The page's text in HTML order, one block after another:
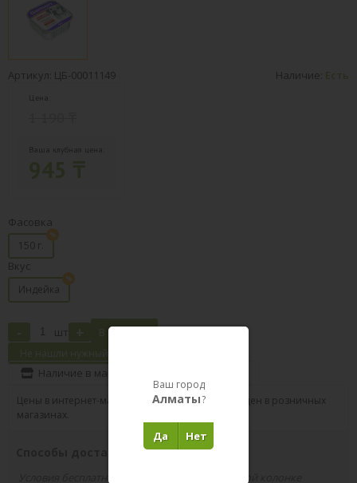
Артикул: ЦБ-00011149 Наличие: Есть
Цена:
Ваша клубная цена:
Фасовка
150 г.
Вкус
Индейка
- шт + В корзину
Не нашли нужный товар?
Наличие в магазинах
Цены в интернет-магазине могут отличаться от цен в розничных
магазинах.
Способы доставки вашего заказа
Ваш город
Алматы?
Нет
Да